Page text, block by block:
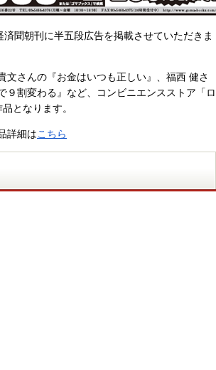
聞朝刊に半五段広告を掲載させていただきま
文さんの『お金はいつも正しい』、福西 健さ
９割変わる』など、コンビニエンスストア「ロ
となります。
詳細はこちら